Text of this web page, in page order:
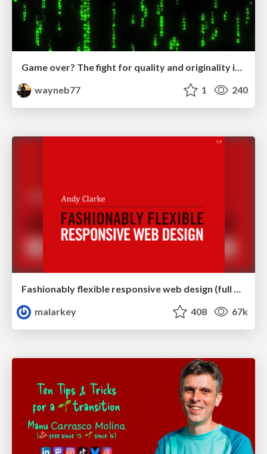
Game over? The fight for quality and originality in the time of robots
wayneb77
1 240
Fashionably flexible responsive web design (full day workshop)
malarkey
408 67k